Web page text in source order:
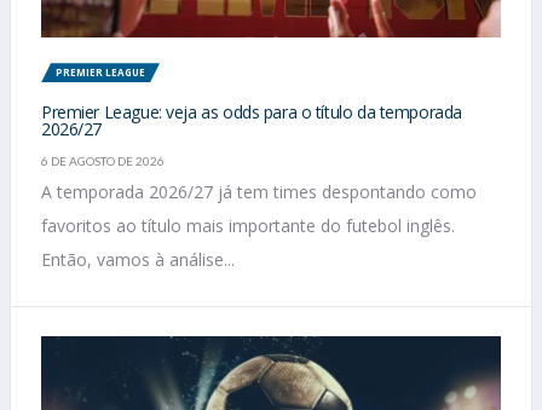
PREMIER LEAGUE
Premier League: veja as odds para o título da temporada
2026/27
6 DE AGOSTO DE 2026
A temporada 2026/27 já tem times despontando como
favoritos ao título mais importante do futebol inglês.
Então, vamos à análise...